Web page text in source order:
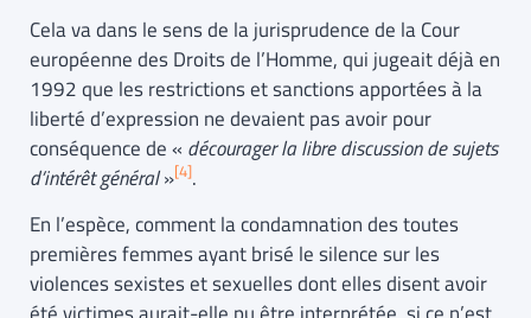
Cela va dans le sens de la jurisprudence de la Cour
européenne des Droits de l’Homme, qui jugeait déjà en
1992 que les restrictions et sanctions apportées à la
liberté d’expression ne devaient pas avoir pour
conséquence de « décourager la libre discussion de sujets
d’intérêt général»[4].
En l’espèce, comment la condamnation des toutes
premières femmes ayant brisé le silence sur les
violences sexistes et sexuelles dont elles disent avoir